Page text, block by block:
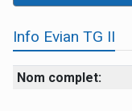
Info Evian TG II
Nom complet: